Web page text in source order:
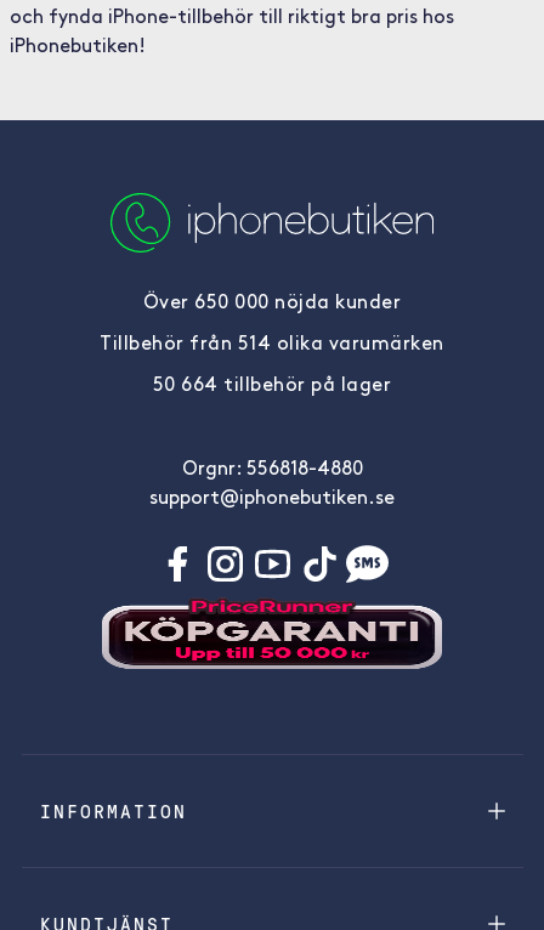
och fynda iPhone-tillbehör till riktigt bra pris hos
iPhonebutiken!
Över 650 000 nöjda kunder
Tillbehör från 514 olika varumärken
50 664 tillbehör på lager
Orgnr: 556818-4880
support@iphonebutiken.se
INFORMATION
KUNDTJÄNST